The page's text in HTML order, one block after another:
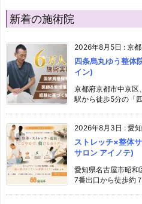
新着の施術院
2026年8月5日 : 京
四条烏丸ゆう整体
イン)
京都府京都市中京区
駅から徒歩5分の「
2026年8月3日 : 愛
ストレッチ×整体
サロン アイノテ)
愛知県名古屋市昭和
7番出口から徒歩約